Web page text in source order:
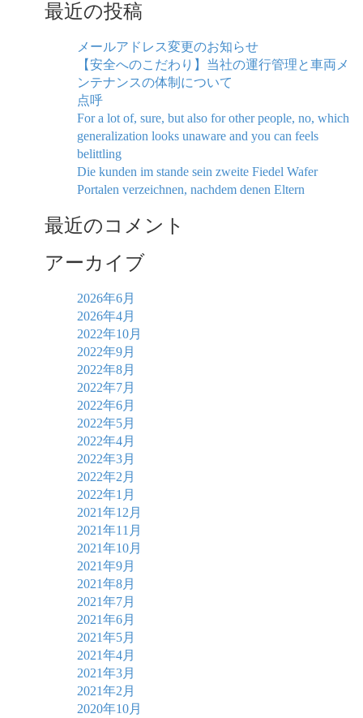
最近の投稿
メールアドレス変更のお知らせ
【安全へのこだわり】当社の運行管理と車両メ
ンテナンスの体制について
点呼
For a lot of, sure, but also for other people, no, which
generalization looks unaware and you can feels
belittling
Die kunden im stande sein zweite Fiedel Wafer
Portalen verzeichnen, nachdem denen Eltern
最近のコメント
アーカイブ
2026年6月
2026年4月
2022年10月
2022年9月
2022年8月
2022年7月
2022年6月
2022年5月
2022年4月
2022年3月
2022年2月
2022年1月
2021年12月
2021年11月
2021年10月
2021年9月
2021年8月
2021年7月
2021年6月
2021年5月
2021年4月
2021年3月
2021年2月
2020年10月